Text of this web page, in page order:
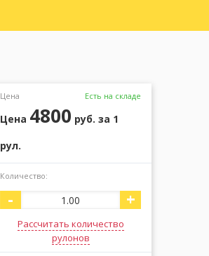
Цена Есть на складе
Цена 4800 руб. за 1
рул.
Количество:
- +
Рассчитать количество
рулонов